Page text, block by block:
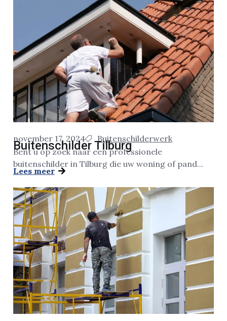
november 17, 2024 Buitenschilderwerk
Buitenschilder Tilburg
Bent u op zoek naar een professionele
buitenschilder in Tilburg die uw woning of pand...
Lees meer